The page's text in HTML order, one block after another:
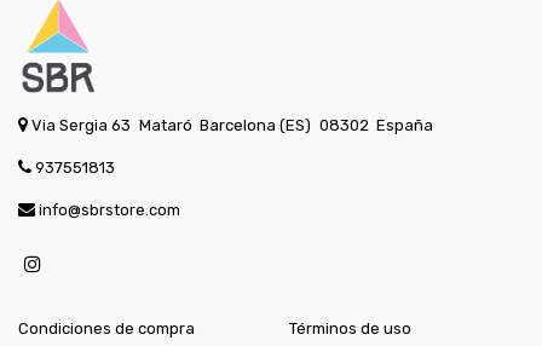
Via Sergia 63 Mataró Barcelona (ES) 08302 España
937551813
info@sbrstore.com
Condiciones de compra Términos de uso